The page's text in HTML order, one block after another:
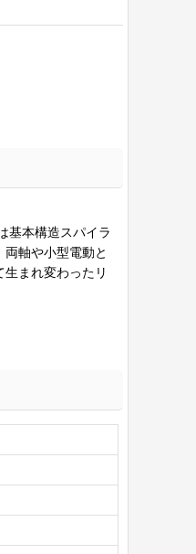
基本構造スパイラ
軸や小型電動と
まれ変わったリ